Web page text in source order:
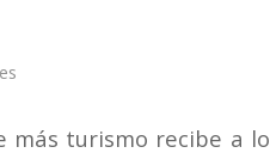
más turismo recibe a lo